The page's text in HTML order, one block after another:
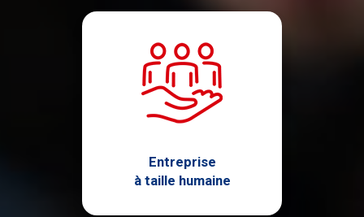
Entreprise
à taille humaine